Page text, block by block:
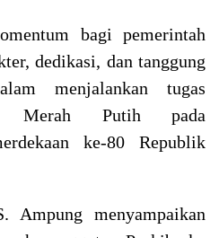
bagi pemerintah
dedikasi, dan tanggung
menjalankan tugas
Merah Putih pada
ke-80 Republik
Ampung menyampaikan